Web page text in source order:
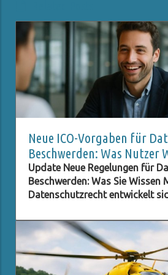
Neue ICO-Vorgaben für
Beschwerden: Was Nutzer
Update Neue Regelungen für
Beschwerden: Was Sie Wissen
Datenschutzrecht entwickelt
Schutz persönlicher Daten
Eine der neuesten
(Information Commissioner's
Vereinigten Königreich, die